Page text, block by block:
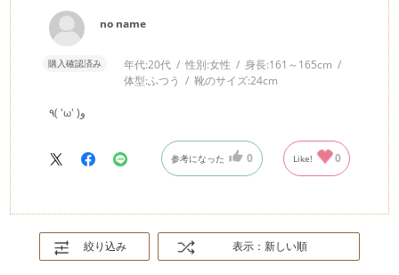
no name
購入確認済み 年代:20代 性別:女性 身長:161～165cm
体型:ふつう 靴のサイズ:24cm
٩( 'ω' )و
参考になった 0 Like! 0
絞り込み 表示：新しい順